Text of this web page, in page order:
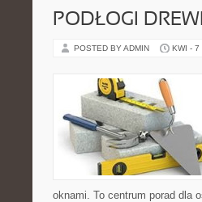
PODŁOGI
POSTED BY ADMIN KWI - 7
oknami. To centrum porad dla